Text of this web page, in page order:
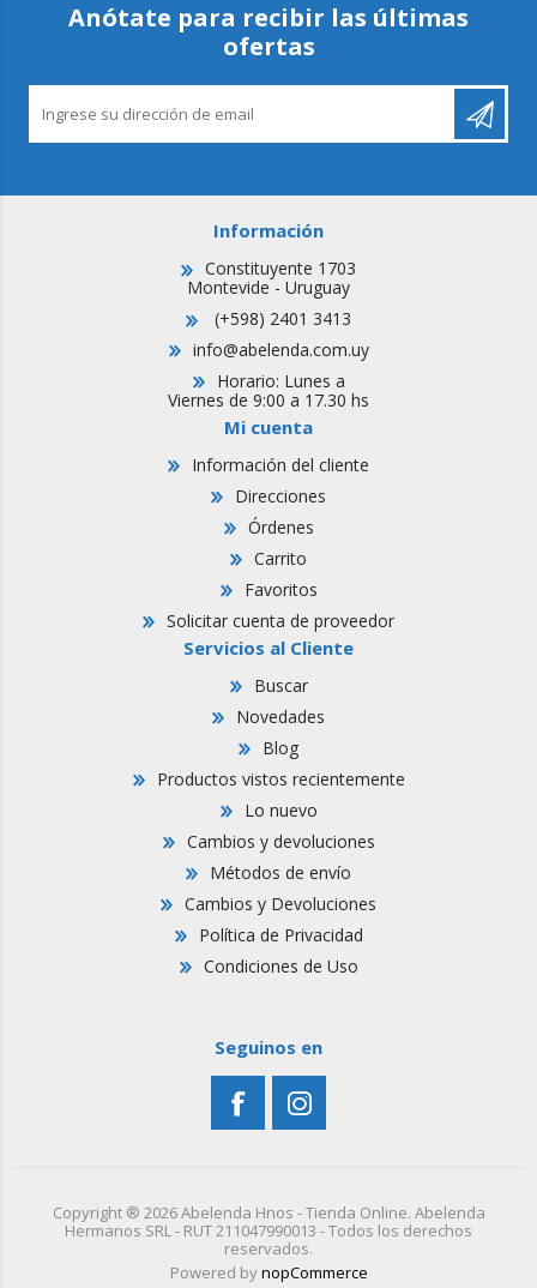
Anótate para recibir las últimas
ofertas
Información
Constituyente 1703
Montevide - Uruguay
(+598) 2401 3413
info@abelenda.com.uy
Horario: Lunes a
Viernes de 9:00 a 17.30 hs
Mi cuenta
Información del cliente
Direcciones
Órdenes
Carrito
Favoritos
Solicitar cuenta de proveedor
Servicios al Cliente
Buscar
Novedades
Blog
Productos vistos recientemente
Lo nuevo
Cambios y devoluciones
Métodos de envío
Cambios y Devoluciones
Política de Privacidad
Condiciones de Uso
Seguinos en
Copyright ® 2026 Abelenda Hnos - Tienda Online. Abelenda
Hermanos SRL - RUT 211047990013 - Todos los derechos
reservados.
Powered bynopCommerce